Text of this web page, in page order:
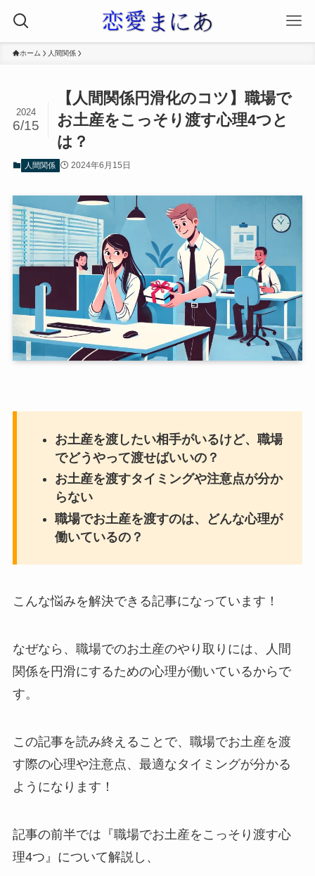
ホーム 人間関係
【人間関係円滑化のコツ】職場で
お土産をこっそり渡す心理4つと
は？
2024
6/15
人間関係 2024年6月15日
お土産を渡したい相手がいるけど、職場
でどうやって渡せばいいの？
お土産を渡すタイミングや注意点が分か
らない
職場でお土産を渡すのは、どんな心理が
働いているの？
こんな悩みを解決できる記事になっています！
なぜなら、職場でのお土産のやり取りには、人間
関係を円滑にするための心理が働いているからで
す。
この記事を読み終えることで、職場でお土産を渡
す際の心理や注意点、最適なタイミングが分かる
ようになります！
記事の前半では『職場でお土産をこっそり渡す心
理4つ』について解説し、